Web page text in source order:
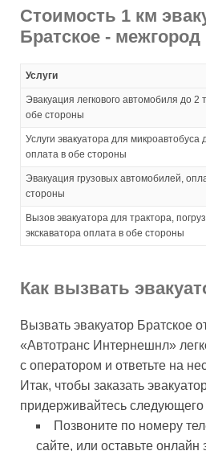
Стоимость 1 км
Братское - межгород
Услуги
Эвакуация легкового автомобиля до 2
обе стороны
Услуги эвакуатора для микроавтобуса
оплата в обе стороны
Эвакуация грузовых автомобилей,
стороны
Вызов эвакуатора для трактора,
экскаватора оплата в обе стороны
Как вызвать
Вызвать эвакуатор Братское
«Автотранс Интернешнл»
с оператором и ответьте на
Итак, чтобы заказать
придерживайтесь следующего
Позвоните по номеру
сайте, или оставьте онлайн